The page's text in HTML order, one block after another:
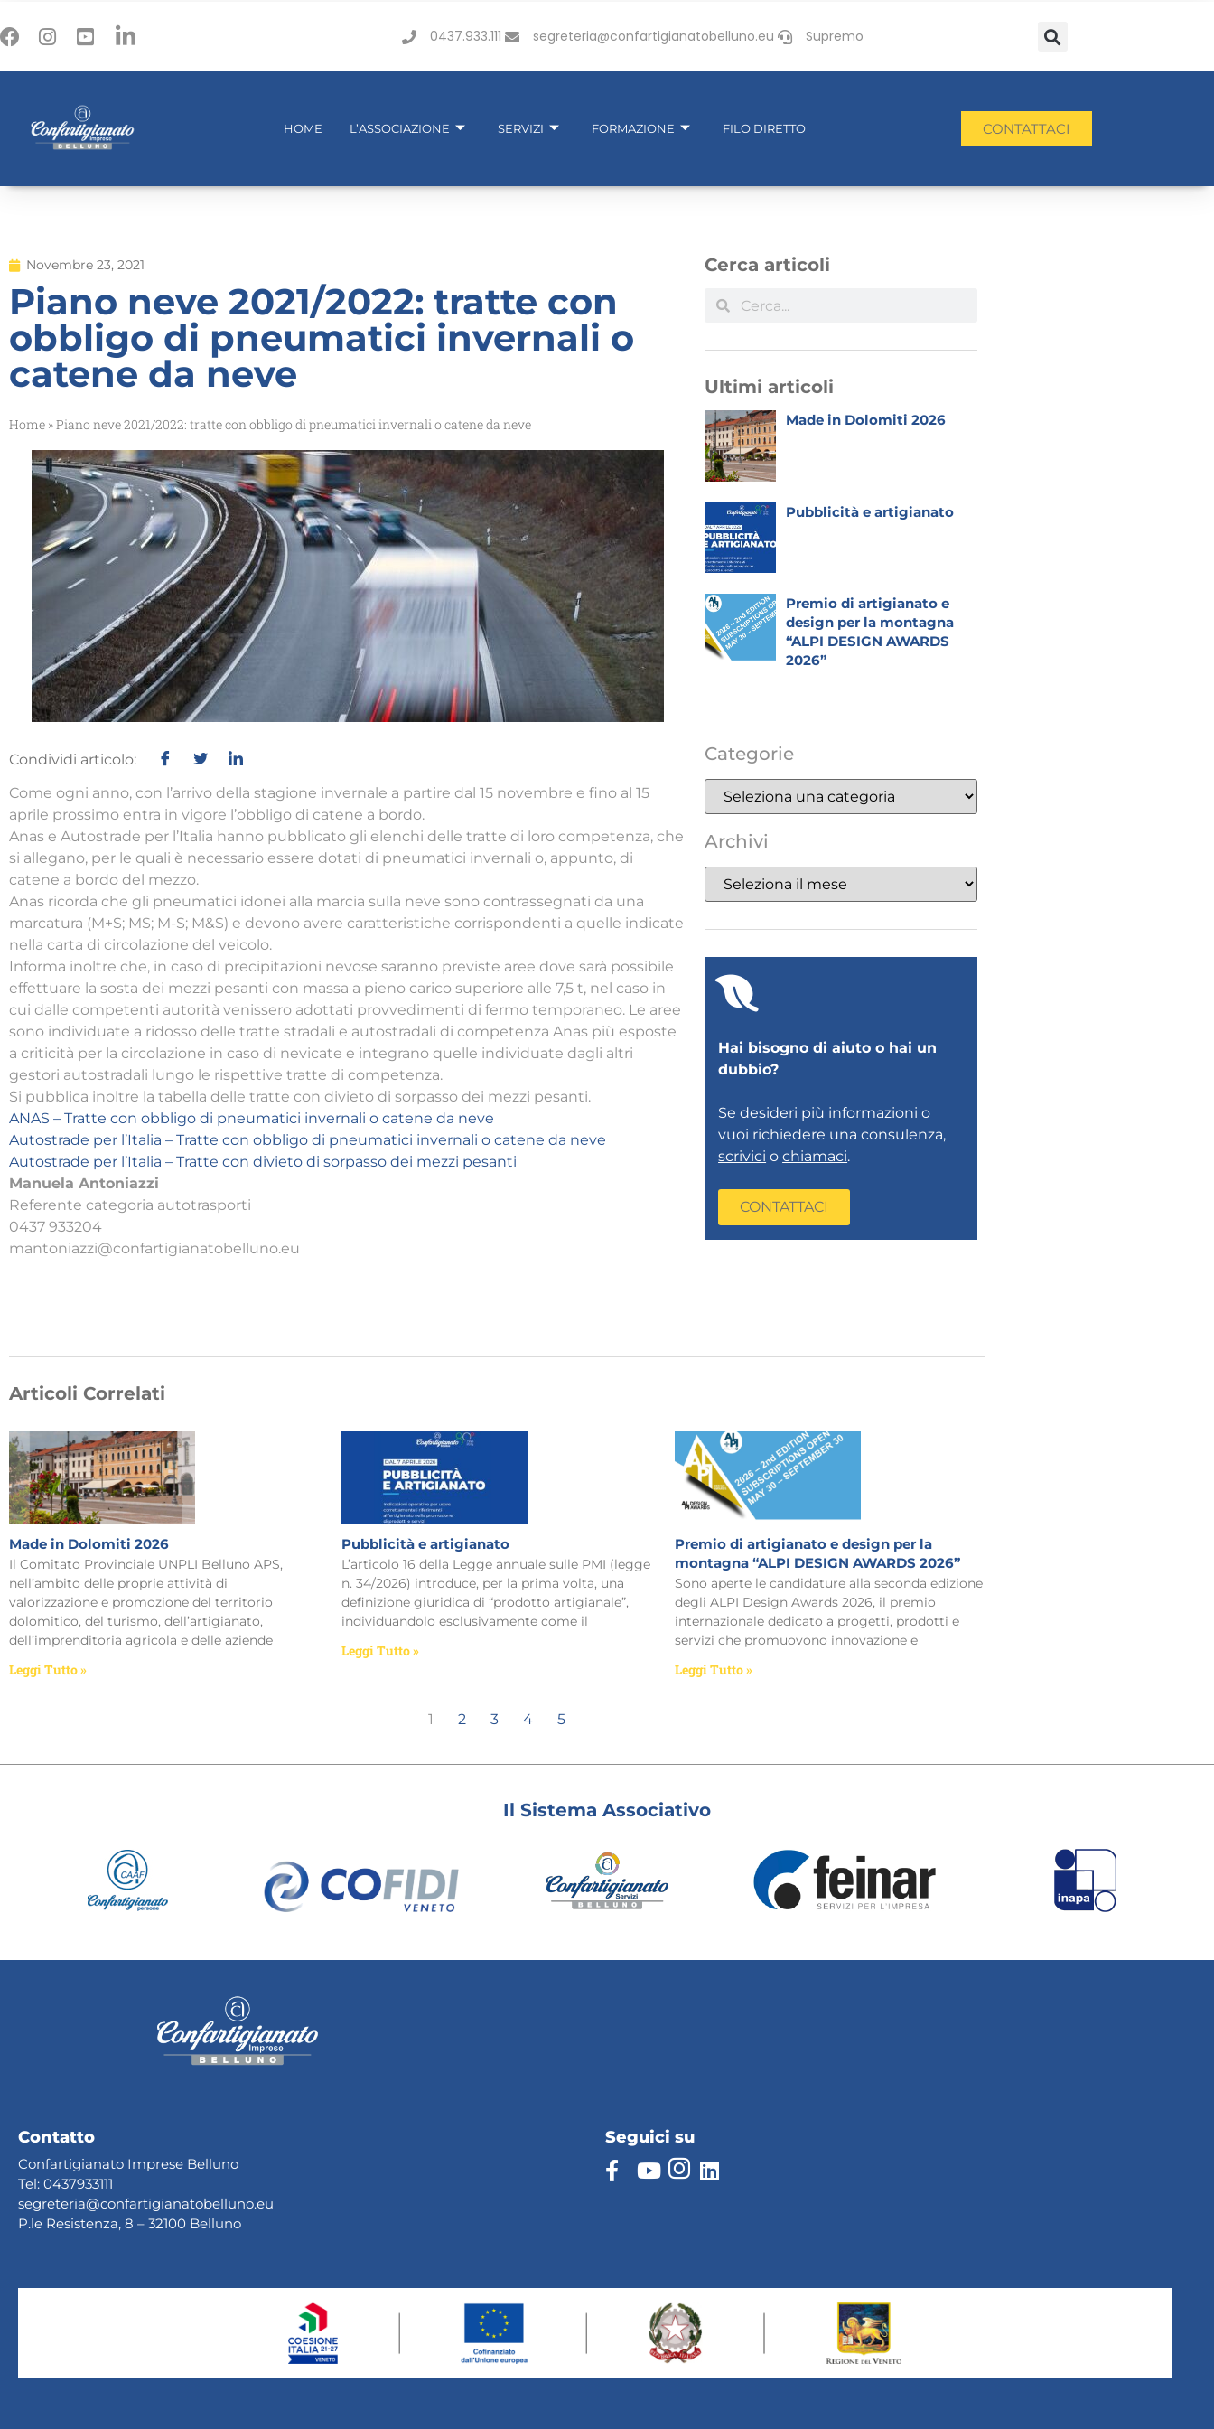
0437.933.111 segreteria@confartigianatobelluno.eu Supremo
HOME L’ASSOCIAZIONE SERVIZI FORMAZIONE FILO DIRETTO CONTATTACI
Novembre 23, 2021
Piano neve 2021/2022: tratte con
obbligo di pneumatici invernali o
catene da neve
Home »Piano neve 2021/2022: tratte con obbligo di pneumatici invernali o catene da neve
Condividi articolo:
Come ogni anno, con l’arrivo della stagione invernale a partire dal 15 novembre e fino al 15
aprile prossimo entra in vigore l’obbligo di catene a bordo.
Anas e Autostrade per l’Italia hanno pubblicato gli elenchi delle tratte di loro competenza, che
si allegano, per le quali è necessario essere dotati di pneumatici invernali o, appunto, di
catene a bordo del mezzo.
Anas ricorda che gli pneumatici idonei alla marcia sulla neve sono contrassegnati da una
marcatura (M+S; MS; M-S; M&S) e devono avere caratteristiche corrispondenti a quelle indicate
nella carta di circolazione del veicolo.
Informa inoltre che, in caso di precipitazioni nevose saranno previste aree dove sarà possibile
effettuare la sosta dei mezzi pesanti con massa a pieno carico superiore alle 7,5 t, nel caso in
cui dalle competenti autorità venissero adottati provvedimenti di fermo temporaneo. Le aree
sono individuate a ridosso delle tratte stradali e autostradali di competenza Anas più esposte
a criticità per la circolazione in caso di nevicate e integrano quelle individuate dagli altri
gestori autostradali lungo le rispettive tratte di competenza.
Si pubblica inoltre la tabella delle tratte con divieto di sorpasso dei mezzi pesanti.
ANAS – Tratte con obbligo di pneumatici invernali o catene da neve
Autostrade per l’Italia – Tratte con obbligo di pneumatici invernali o catene da neve
Autostrade per l’Italia – Tratte con divieto di sorpasso dei mezzi pesanti
Manuela Antoniazzi
Referente categoria autotrasporti
0437 933204
mantoniazzi@confartigianatobelluno.eu
Cerca articoli
Ultimi articoli
Made in Dolomiti 2026
Pubblicità e artigianato
Premio di artigianato e
design per la montagna
“ALPI DESIGN AWARDS
2026”
Categorie
Archivi
Hai bisogno di aiuto o hai un
dubbio?
Se desideri più informazioni o
vuoi richiedere una consulenza,
scrivici ochiamaci.
CONTATTACI
Articoli Correlati
Made in Dolomiti 2026
Il Comitato Provinciale UNPLI Belluno APS,
nell’ambito delle proprie attività di
valorizzazione e promozione del territorio
dolomitico, del turismo, dell’artigianato,
dell’imprenditoria agricola e delle aziende
Leggi Tutto »
Pubblicità e artigianato
L’articolo 16 della Legge annuale sulle PMI (legge
n. 34/2026) introduce, per la prima volta, una
definizione giuridica di “prodotto artigianale”,
individuandolo esclusivamente come il
Leggi Tutto »
Premio di artigianato e design per la
montagna “ALPI DESIGN AWARDS 2026”
Sono aperte le candidature alla seconda edizione
degli ALPI Design Awards 2026, il premio
internazionale dedicato a progetti, prodotti e
servizi che promuovono innovazione e
Leggi Tutto »
1 2 3 4 5
Il Sistema Associativo
Contatto
Confartigianato Imprese Belluno
Tel: 0437933111
segreteria@confartigianatobelluno.eu
P.le Resistenza, 8 – 32100 Belluno
Seguici su